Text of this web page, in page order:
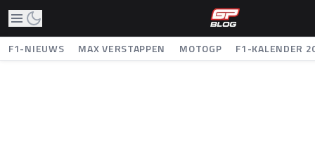
F1-NIEUWS MAX VERSTAPPEN MOTOGP F1-KALENDER